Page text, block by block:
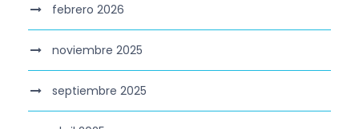
febrero 2026
noviembre 2025
septiembre 2025